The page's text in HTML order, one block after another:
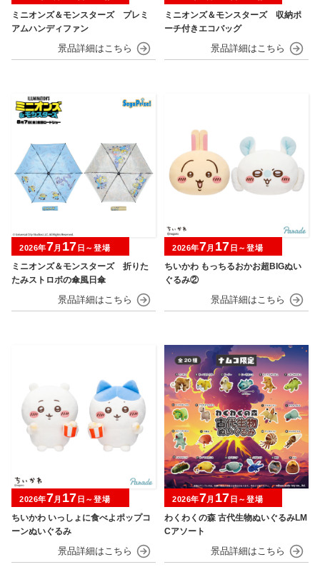
ミニオンズ＆モンスターズ プレミ
アムハンディファン
ミニオンズ＆モンスターズ 収納ポ
ーチ付きエコバッグ
ミニオンズ＆モンスターズ 折りた
たみストロボの傘風日傘
2026年7月 17 日～登場
ちいかわ もっちるおかお超BIGぬい
ぐるみ②
2026年7月 17 日～登場
ちいかわ いっしょに食べよポップコ
ーンぬいぐるみ
2026年7月 17 日～登場
わくわくの森 古代生物ぬいぐるみLM
Cアソート
2026年7月 17 日～登場